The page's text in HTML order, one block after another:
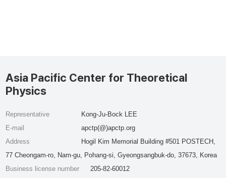
Asia Pacific Center for Theoretical
Physics
Representative
Kong-Ju-Bock LEE
E-mail
apctp(@)apctp.org
Address
Hogil Kim Memorial Building #501 POSTECH,
77 Cheongam-ro, Nam-gu, Pohang-si, Gyeongsangbuk-do, 37673, Korea
Business license number
205-82-60012